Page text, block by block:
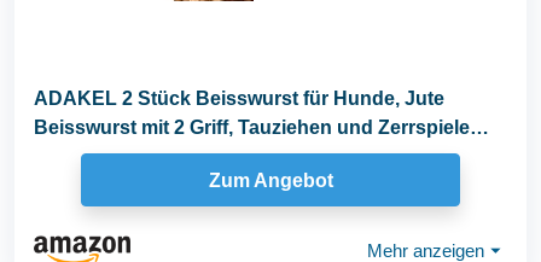
ADAKEL 2 Stück Beisswurst für Hunde, Jute
Beisswurst mit 2 Griff, Tauziehen und Zerrspiele
Zum Angebot
Mehr anzeigen ⏷